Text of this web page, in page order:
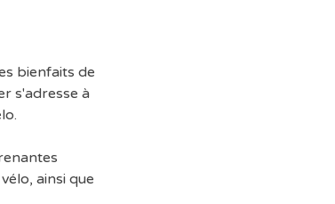
bienfaits de
s'adresse à
ainsi que